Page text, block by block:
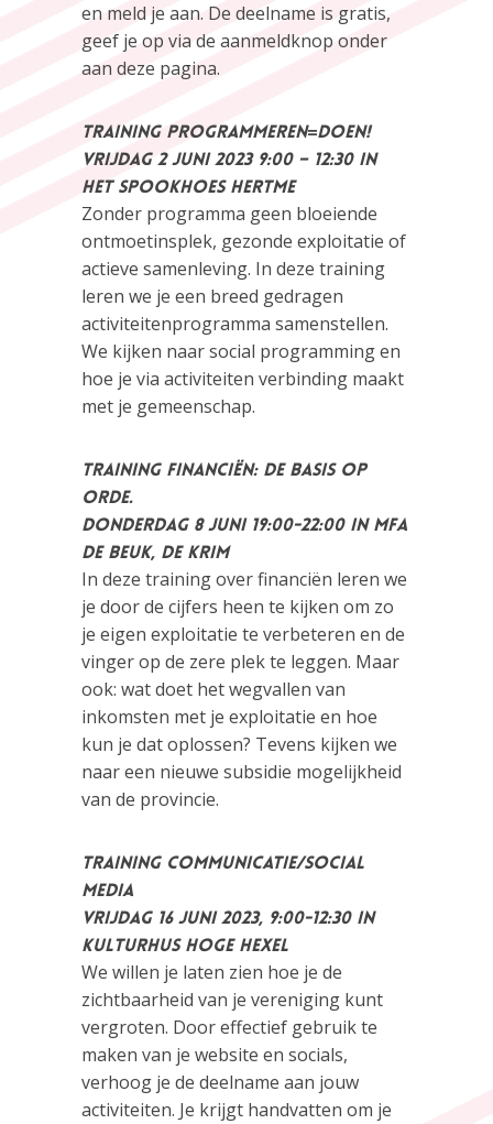
en meld je aan. De deelname is gratis,
geef je op via de aanmeldknop onder
aan deze pagina.
Training Programmeren=doen!
Vrijdag 2 juni 2023 9:00 – 12:30 in
het Spookhoes Hertme
Zonder programma geen bloeiende
ontmoetinsplek, gezonde exploitatie of
actieve samenleving. In deze training
leren we je een breed gedragen
activiteitenprogramma samenstellen.
We kijken naar social programming en
hoe je via activiteiten verbinding maakt
met je gemeenschap.
Training Financiën: de basis op
orde.
Donderdag 8 juni 19:00-22:00 in MFA
De Beuk, De Krim
In deze training over financiën leren we
je door de cijfers heen te kijken om zo
je eigen exploitatie te verbeteren en de
vinger op de zere plek te leggen. Maar
ook: wat doet het wegvallen van
inkomsten met je exploitatie en hoe
kun je dat oplossen? Tevens kijken we
naar een nieuwe subsidie mogelijkheid
van de provincie.
Training Communicatie/Social
media
Vrijdag 16 juni 2023, 9:00-12:30 in
Kulturhus Hoge Hexel
We willen je laten zien hoe je de
zichtbaarheid van je vereniging kunt
vergroten. Door effectief gebruik te
maken van je website en socials,
verhoog je de deelname aan jouw
activiteiten. Je krijgt handvatten om je